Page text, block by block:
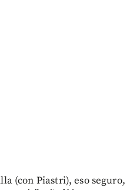
(con Piastri), eso seguro,